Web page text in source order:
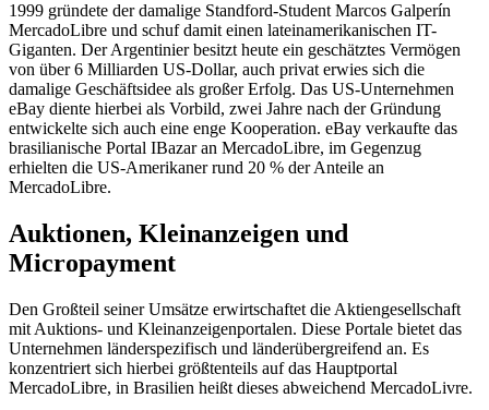
1999 gründete der damalige Standford-Student Marcos Galperín
MercadoLibre und schuf damit einen lateinamerikanischen IT-
Giganten. Der Argentinier besitzt heute ein geschätztes Vermögen
von über 6 Milliarden US-Dollar, auch privat erwies sich die
damalige Geschäftsidee als großer Erfolg. Das US-Unternehmen
eBay diente hierbei als Vorbild, zwei Jahre nach der Gründung
entwickelte sich auch eine enge Kooperation. eBay verkaufte das
brasilianische Portal IBazar an MercadoLibre, im Gegenzug
erhielten die US-Amerikaner rund 20 % der Anteile an
MercadoLibre.
Auktionen, Kleinanzeigen und
Micropayment
Den Großteil seiner Umsätze erwirtschaftet die Aktiengesellschaft
mit Auktions- und Kleinanzeigenportalen. Diese Portale bietet das
Unternehmen länderspezifisch und länderübergreifend an. Es
konzentriert sich hierbei größtenteils auf das Hauptportal
MercadoLibre, in Brasilien heißt dieses abweichend MercadoLivre.